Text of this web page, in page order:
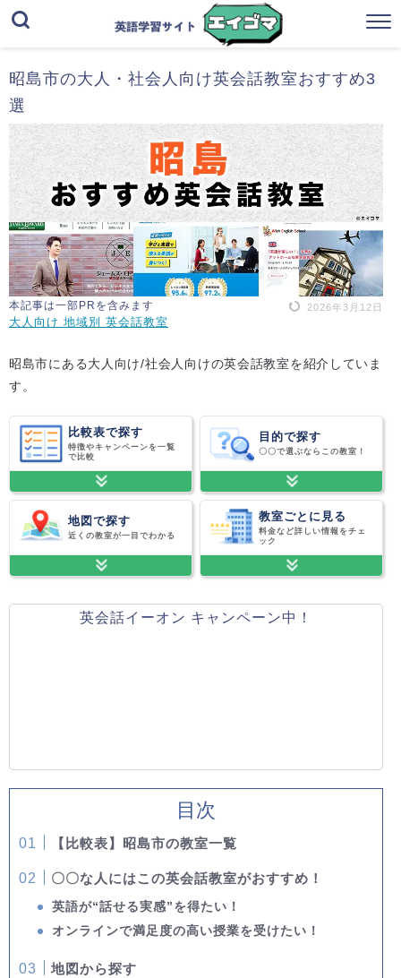
昭島市の大人・社会人向け英会話教室おすすめ3
選
本記事は一部PRを含みます 2026年3月12日
大人向け 地域別 英会話教室
昭島市にある大人向け/社会人向けの英会話教室を紹介していま
す。
比較表で探す
特徴やキャンペーンを一覧
で比較
目的で探す
〇〇で選ぶならこの教室！
地図で探す
近くの教室が一目でわかる
教室ごとに見る
料金など詳しい情報をチェ
ック
英会話イーオン キャンペーン中！
目次
【比較表】昭島市の教室一覧
〇〇な人にはこの英会話教室がおすすめ！
英語が“話せる実感”を得たい！
オンラインで満足度の高い授業を受けたい！
地図から探す